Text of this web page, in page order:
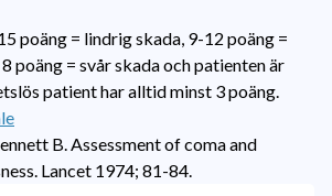
poäng = lindrig skada, 9-12 poäng =
poäng = svår skada och patienten är
patient har alltid minst 3 poäng.
B. Assessment of coma and
Lancet 1974; 81-84.